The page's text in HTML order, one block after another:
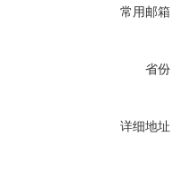
常用邮箱
省份
详细地址